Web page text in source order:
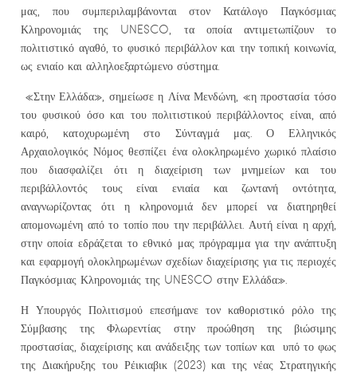
μας, που συμπεριλαμβάνονται στον Κατάλογο Παγκόσμιας
Κληρονομιάς της UNESCO, τα οποία αντιμετωπίζουν το
πολιτιστικό αγαθό, το φυσικό περιβάλλον και την τοπική κοινωνία,
ως ενιαίο και αλληλοεξαρτώμενο σύστημα.
«Στην Ελλάδα», σημείωσε η Λίνα Μενδώνη, «η προστασία τόσο
του φυσικού όσο και του πολιτιστικού περιβάλλοντος είναι, από
καιρό, κατοχυρωμένη στο Σύνταγμά μας. Ο Ελληνικός
Αρχαιολογικός Νόμος θεσπίζει ένα ολοκληρωμένο χωρικό πλαίσιο
που διασφαλίζει ότι η διαχείριση των μνημείων και του
περιβάλλοντός τους είναι ενιαία και ζωντανή οντότητα,
αναγνωρίζοντας ότι η κληρονομιά δεν μπορεί να διατηρηθεί
απομονωμένη από το τοπίο που την περιβάλλει. Αυτή είναι η αρχή,
στην οποία εδράζεται το εθνικό μας πρόγραμμα για την ανάπτυξη
και εφαρμογή ολοκληρωμένων σχεδίων διαχείρισης για τις περιοχές
Παγκόσμιας Κληρονομιάς της UNESCO στην Ελλάδα».
Η Υπουργός Πολιτισμού επεσήμανε τον καθοριστικό ρόλο της
Σύμβασης της Φλωρεντίας στην προώθηση της βιώσιμης
προστασίας, διαχείρισης και ανάδειξης των τοπίων και υπό το φως
της Διακήρυξης του Ρέικιαβικ (2023) και της νέας Στρατηγικής